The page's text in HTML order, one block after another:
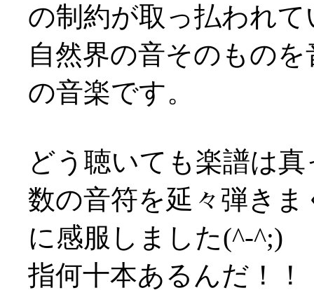
の制約が取っ払われ
自然界の音そのもの
の音楽です。
どう聴いても楽譜は
数の音符を延々弾き
に感服しました(^-^;)
指何十本あるんだ！！